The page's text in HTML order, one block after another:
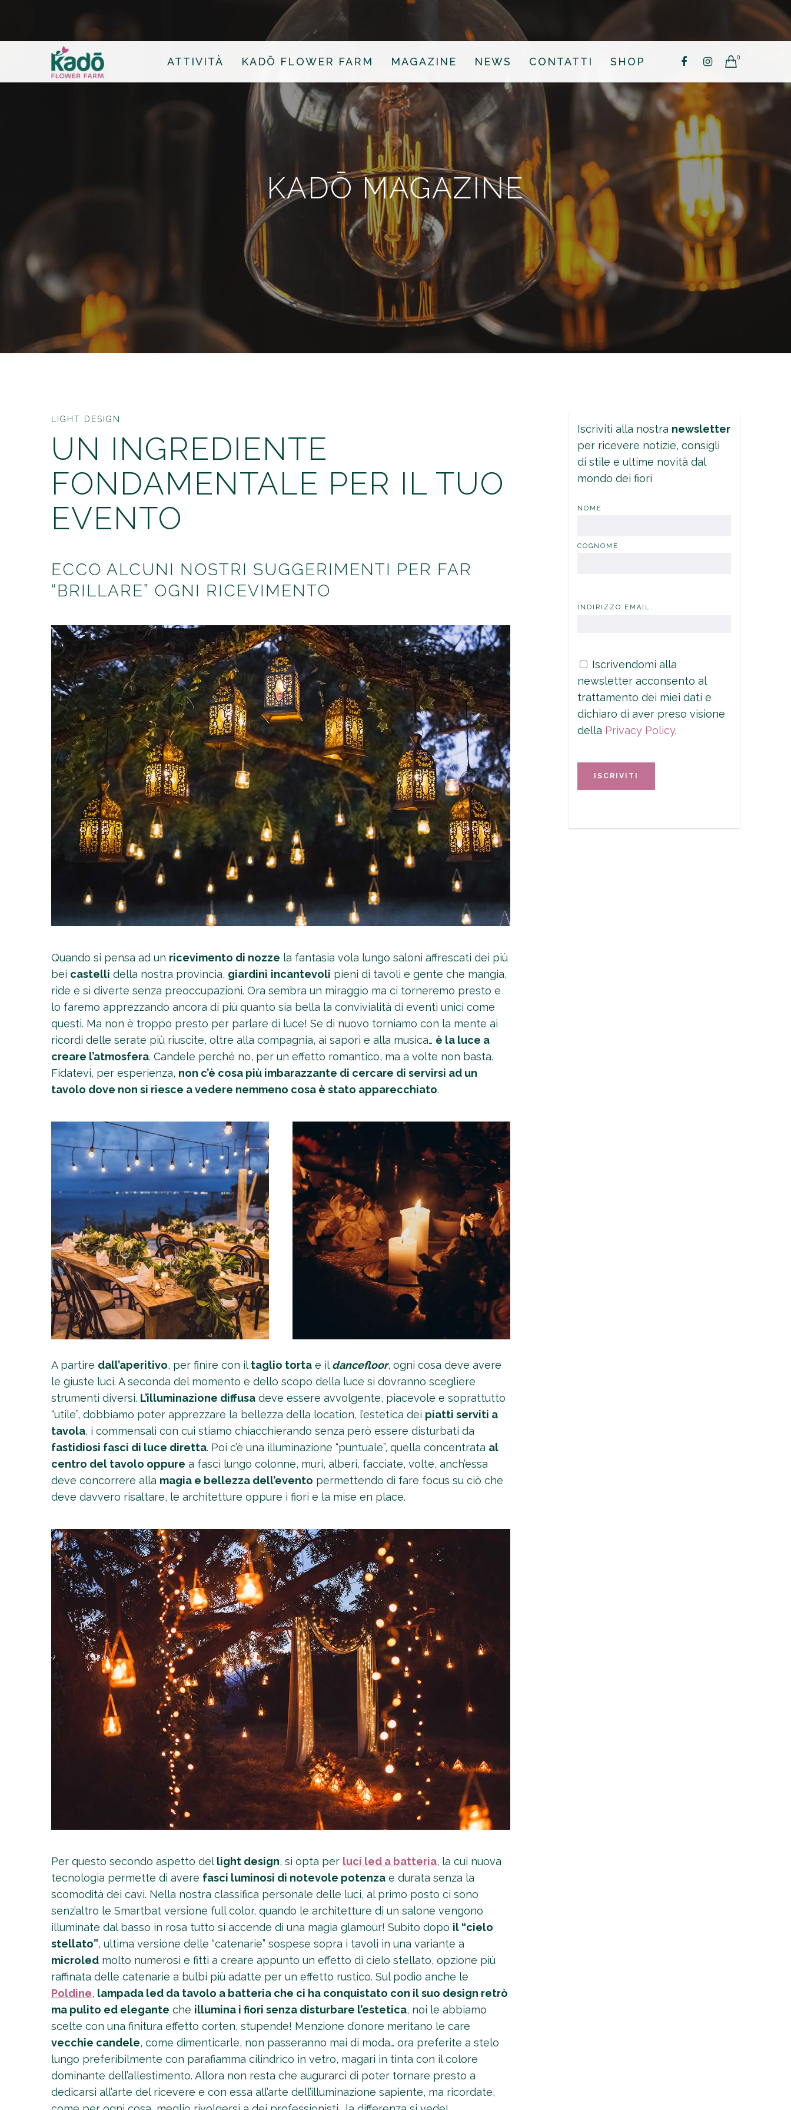
0
ATTIVITÀ KADŌ FLOWER FARM MAGAZINE NEWS CONTATTI SHOP
KADŌ MAGAZINE
LIGHT DESIGN
UN INGREDIENTE
FONDAMENTALE PER IL TUO
EVENTO
ECCO ALCUNI NOSTRI SUGGERIMENTI PER FAR
“BRILLARE” OGNI RICEVIMENTO
Quando si pensa ad un ricevimento di nozze la fantasia vola lungo saloni affrescati dei più
bei castelli della nostra provincia, giardini incantevoli pieni di tavoli e gente che mangia,
ride e si diverte senza preoccupazioni. Ora sembra un miraggio ma ci torneremo presto e
lo faremo apprezzando ancora di più quanto sia bella la convivialità di eventi unici come
questi. Ma non è troppo presto per parlare di luce! Se di nuovo torniamo con la mente ai
ricordi delle serate più riuscite, oltre alla compagnia, ai sapori e alla musica… è la luce a
creare l’atmosfera. Candele perché no, per un effetto romantico, ma a volte non basta.
Fidatevi, per esperienza, non c’è cosa più imbarazzante di cercare di servirsi ad un
tavolo dove non si riesce a vedere nemmeno cosa è stato apparecchiato.
A partire dall’aperitivo, per finire con il taglio torta e il dancefloor, ogni cosa deve avere
le giuste luci. A seconda del momento e dello scopo della luce si dovranno scegliere
strumenti diversi. L’illuminazione diffusa deve essere avvolgente, piacevole e soprattutto
“utile”, dobbiamo poter apprezzare la bellezza della location, l’estetica dei piatti serviti a
tavola, i commensali con cui stiamo chiacchierando senza però essere disturbati da
fastidiosi fasci di luce diretta. Poi c’è una illuminazione “puntuale”, quella concentrata al
centro del tavolo oppure a fasci lungo colonne, muri, alberi, facciate, volte, anch’essa
deve concorrere alla magia e bellezza dell’evento permettendo di fare focus su ciò che
deve davvero risaltare, le architetture oppure i fiori e la mise en place.
Per questo secondo aspetto del light design, si opta per luci led a batteria, la cui nuova
tecnologia permette di avere fasci luminosi di notevole potenza e durata senza la
scomodità dei cavi. Nella nostra classifica personale delle luci, al primo posto ci sono
senz’altro le Smartbat versione full color, quando le architetture di un salone vengono
illuminate dal basso in rosa tutto si accende di una magia glamour! Subito dopo il “cielo
stellato”, ultima versione delle “catenarie” sospese sopra i tavoli in una variante a
microled molto numerosi e fitti a creare appunto un effetto di cielo stellato, opzione più
raffinata delle catenarie a bulbi più adatte per un effetto rustico. Sul podio anche le
Poldine, lampada led da tavolo a batteria che ci ha conquistato con il suo design retrò
ma pulito ed elegante che illumina i fiori senza disturbare l’estetica, noi le abbiamo
scelte con una finitura effetto corten, stupende! Menzione d’onore meritano le care
vecchie candele, come dimenticarle, non passeranno mai di moda… ora preferite a stelo
lungo preferibilmente con parafiamma cilindrico in vetro, magari in tinta con il colore
dominante dell’allestimento. Allora non resta che augurarci di poter tornare presto a
dedicarsi all’arte del ricevere e con essa all’arte dell’illuminazione sapiente, ma ricordate,
Iscriviti alla nostra newsletter
per ricevere notizie, consigli
di stile e ultime novità dal
mondo dei fiori
NOME
COGNOME
INDIRIZZO EMAIL:
Iscrivendomi alla
newsletter acconsento al
trattamento dei miei dati e
dichiaro di aver preso visione
della Privacy Policy.